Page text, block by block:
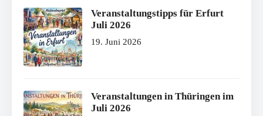
Veranstaltungstipps für Erfurt
Juli 2026
19. Juni 2026
Veranstaltungen in Thüringen im
Juli 2026